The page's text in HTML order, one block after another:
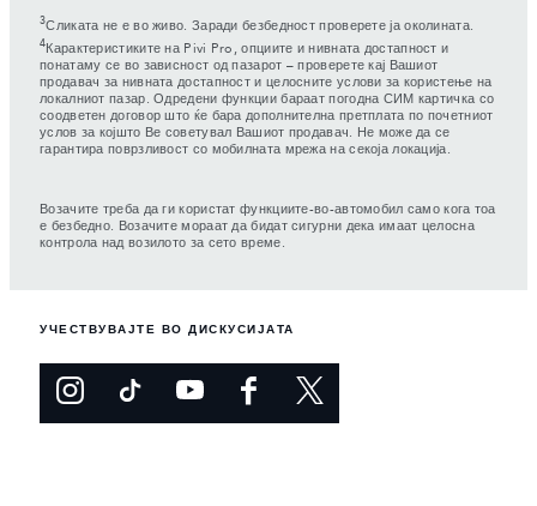
3Сликата не е во живо. Заради безбедност проверете ја околината.
4 Карактеристиките на Pivi Pro, опциите и нивната достапност и
понатаму се во зависност од пазарот – проверете кај Вашиот
продавач за нивната достапност и целосните услови за користење на
локалниот пазар. Одредени функции бараат погодна СИМ картичка со
соодветен договор што ќе бара дополнителна претплата по почетниот
услов за којшто Ве советувал Вашиот продавач. Не може да се
гарантира поврзливост со мобилната мрежа на секоја локација.
Возачите треба да ги користат функциите-во-автомобил само кога тоа
е безбедно. Возачите мораат да бидат сигурни дека имаат целосна
контрола над возилото за сето време.
УЧЕСТВУВАЈТЕ ВО ДИСКУСИЈАТА